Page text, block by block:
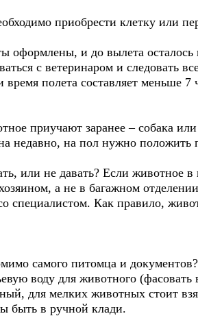
приобрести клетку или
оформлены, и до вылета
с ветеринаром и следовать
время полета составляет меньше
приучают заранее – собака
недавно, на пол нужно
или не давать? Если животное
а не в багажном
специалистом. Как правило,
самого питомца и
воду для животного
для мелких животных стоит
быть в ручной клади.